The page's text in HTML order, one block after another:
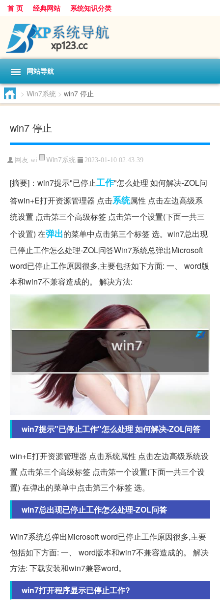
首 页 经典网站 系统知识分类
网站导航
> Win7系统 > win7 停止
win7 停止
网友:wi Win7系统 2023-01-10 02:43:39
[摘要]：win7提示"已停止工作"怎么处理 如何解决-ZOL问
答win+E打开资源管理器 点击系统属性 点击左边高级系
统设置 点击第三个高级标签 点击第一个设置(下面一共三
个设置) 在弹出的菜单中点击第三个标签 选。win7总出现
已停止工作怎么处理-ZOL问答Win7系统总弹出Microsoft
word已停止工作原因很多,主要包括如下方面: 一、 word版
本和win7不兼容造成的。 解决方法:
win7提示"已停止工作"怎么处理 如何解决-ZOL问答
win+E打开资源管理器 点击系统属性 点击左边高级系统设
置 点击第三个高级标签 点击第一个设置(下面一共三个设
置) 在弹出的菜单中点击第三个标签 选。
win7总出现已停止工作怎么处理-ZOL问答
Win7系统总弹出Microsoft word已停止工作原因很多,主要
包括如下方面: 一、 word版本和win7不兼容造成的。 解决
方法: 下载安装和win7兼容word。
win7打开程序显示已停止工作?